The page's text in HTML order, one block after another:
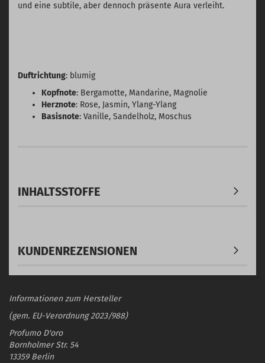
und eine subtile, aber dennoch präsente Aura verleiht.
Duftrichtung: blumig
Kopfnote: Bergamotte, Mandarine, Magnolie
Herznote: Rose, Jasmin, Ylang-Ylang
Basisnote: Vanille, Sandelholz, Moschus
INHALTSSTOFFE
KUNDENREZENSIONEN
Informationen zum Hersteller
(gem. EU-Verordnung 2023/988)
Profumo D'oro
Bornholmer Str. 54
13359 Berlin